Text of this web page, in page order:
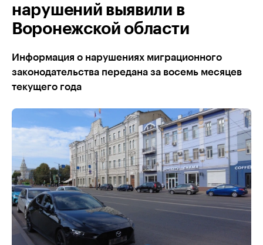
нарушений выявили в
Воронежской области
Информация о нарушениях миграционного
законодательства передана за восемь месяцев
текущего года